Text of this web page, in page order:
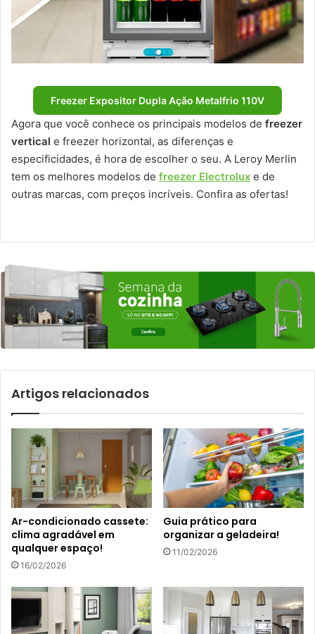
Freezer Expositor Dupla Ação Metalfrio 110V
Agora que você conhece os principais modelos de freezer
vertical e freezer horizontal, as diferenças e
especificidades, é hora de escolher o seu. A Leroy Merlin
tem os melhores modelos de freezer Electrolux e de
outras marcas, com preços incríveis. Confira as ofertas!
Artigos relacionados
Ar-condicionado cassete:
clima agradável em
qualquer espaço!
16/02/2026
Guia prático para
organizar a geladeira!
11/02/2026